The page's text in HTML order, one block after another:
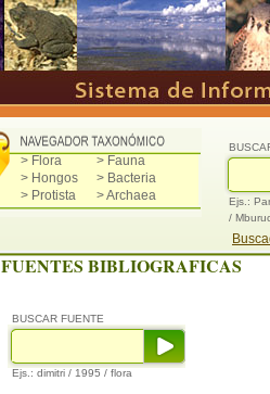
> Flora
> Fauna
> Hongos
> Bacteria
> Protista
> Archaea
Ejs.:
/
FUENTES BIBLIOGRAFICAS
BUSCAR FUENTE
Ejs.: dimitri / 1995 / flora